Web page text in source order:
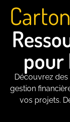
pour
Découvrez des
gestion
vos projets.